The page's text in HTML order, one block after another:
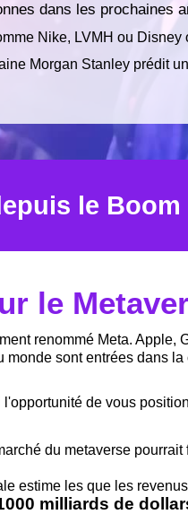
dans les prochaines
Nike, LVMH ou
Morgan Stanley prédit
le
le
renommé Meta. Apple,
monde sont entrées dans
de vous
du metaverse pourrait
estime les que les
milliards de